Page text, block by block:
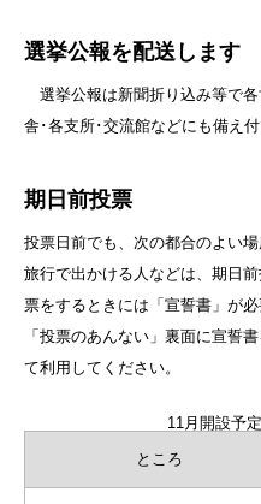
選挙公報を配送します
選挙公報は新聞折り込み等で
舎･各支所･交流館などにも備え付
期日前投票
投票日前でも、次の都合のよい
旅行で出かける人などは、期日
票をするときには「宣誓書」が必
「投票のあんない」裏面に宣誓
て利用してください。
11月開設予
ところ